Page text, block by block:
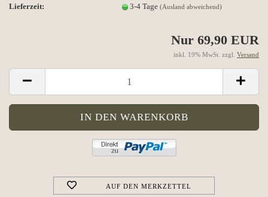
Lieferzeit:
3-4 Tage(Ausland abweichend)
Nur 69,90 EUR
inkl. 19% MwSt. zzgl. Versand
AUF DEN MERKZETTEL